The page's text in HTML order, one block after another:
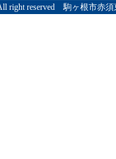
All right reserved 駒ヶ根市